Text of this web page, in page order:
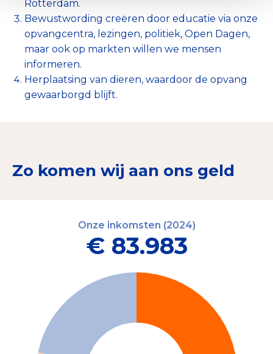
Rotterdam.
Bewustwording creëren door educatie via onze
opvangcentra, lezingen, politiek, Open Dagen,
maar ook op markten willen we mensen
informeren.
Herplaatsing van dieren, waardoor de opvang
gewaarborgd blijft.
Zo komen wij aan ons geld
Onze inkomsten (2024)
€ 83.983